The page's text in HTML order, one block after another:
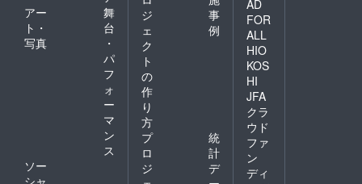
アー
ト・
写真
舞
台
・
パ
フ
ォ
ー
マ
ン
ス
ソー
シャ
ジ
ェ
ク
ト
の
作
り
方
事
例
プ
ロ
ジ
統
計
デ
AD
FOR
ALL
HIO
KOS
HI
JFA
クラ
ウド
ファ
ン
ディ